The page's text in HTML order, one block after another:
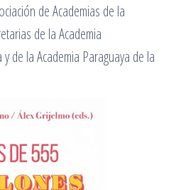
de Academias de la
de la Academia
de la Academia Paraguaya de la